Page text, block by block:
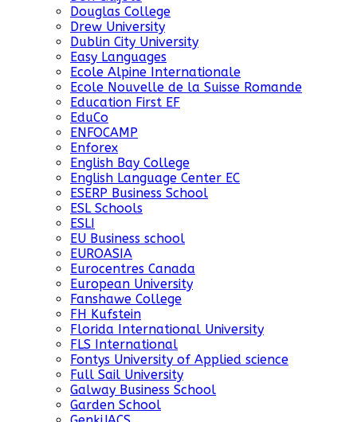
Douglas College
Drew University
Dublin City University
Easy Languages
Ecole Alpine Internationale
Ecole Nouvelle de la Suisse Romande
Education First EF
EduCo
ENFOCAMP
Enforex
English Bay College
English Language Center EC
ESERP Business School
ESL Schools
ESLI
EU Business school
EUROASIA
Eurocentres Canada
European University
Fanshawe College
FH Kufstein
Florida International University
FLS International
Fontys University of Applied science
Full Sail University
Galway Business School
Garden School